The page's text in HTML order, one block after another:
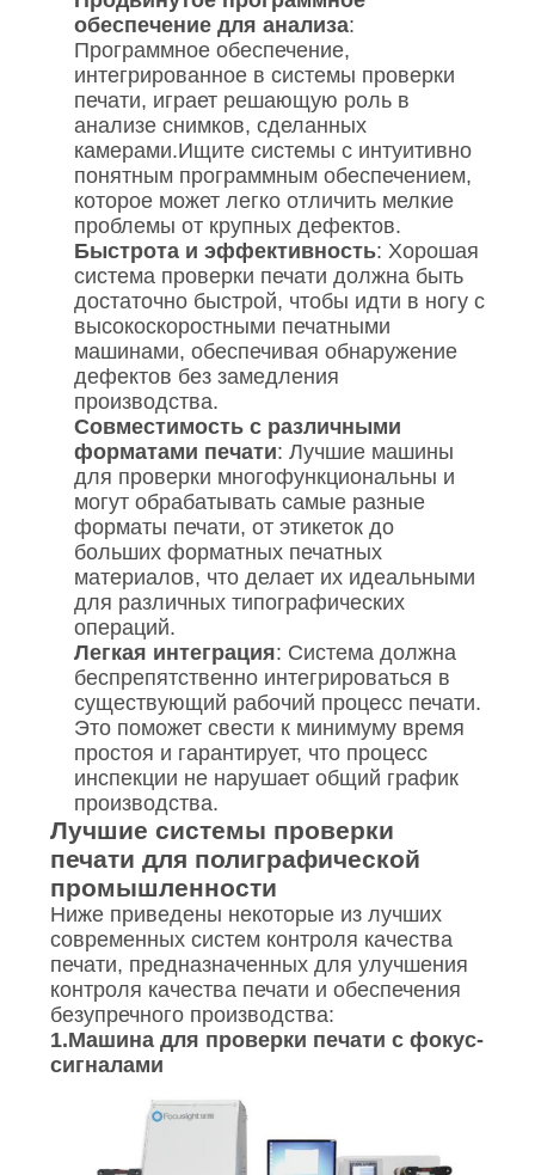
обеспечение для анализа:
Программное обеспечение,
интегрированное в системы проверки
печати, играет решающую роль в
анализе снимков, сделанных
камерами.Ищите системы с интуитивно
понятным программным обеспечением,
которое может легко отличить мелкие
проблемы от крупных дефектов.
Быстрота и эффективность: Хорошая
система проверки печати должна быть
достаточно быстрой, чтобы идти в ногу с
высокоскоростными печатными
машинами, обеспечивая обнаружение
дефектов без замедления
производства.
Совместимость с различными
форматами печати: Лучшие машины
для проверки многофункциональны и
могут обрабатывать самые разные
форматы печати, от этикеток до
больших форматных печатных
материалов, что делает их идеальными
для различных типографических
операций.
Легкая интеграция: Система должна
беспрепятственно интегрироваться в
существующий рабочий процесс печати.
Это поможет свести к минимуму время
простоя и гарантирует, что процесс
инспекции не нарушает общий график
производства.
Лучшие системы проверки
печати для полиграфической
промышленности
Ниже приведены некоторые из лучших
современных систем контроля качества
печати, предназначенных для улучшения
контроля качества печати и обеспечения
безупречного производства:
1.Машина для проверки печати с фокус-
сигналами